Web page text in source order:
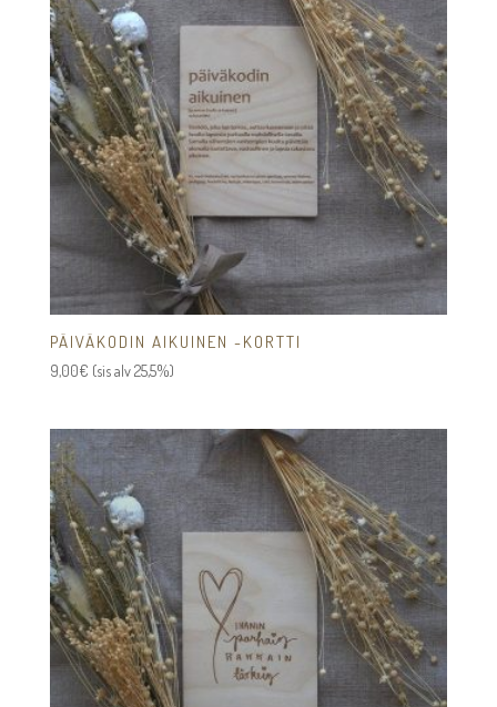
PÄIVÄKODIN AIKUINEN -KORTTI
9,00€ (sis alv 25,5%)